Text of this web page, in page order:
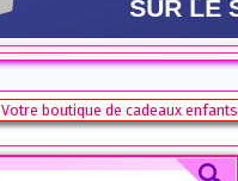
Votre boutique de cadeaux enfants